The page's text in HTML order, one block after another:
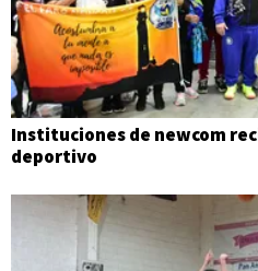
Instituciones de newcom
deportivo